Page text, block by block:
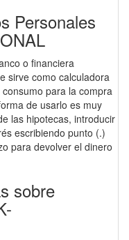
Personales
o financiera
sirve como calculadora
para la compra
de usarlo es muy
las hipotecas, introducir
escribiendo punto (.)
para devolver el dinero
sobre